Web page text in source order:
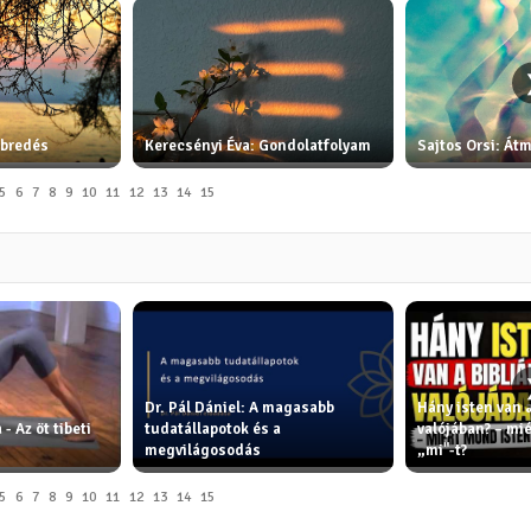
Kerecsényi Éva: Gondolatfolyam Sajtos Orsi:
5 6 7 8 9 10 11 12 13 14 15
- Az öt tibeti
Dr. Pál Dániel: A magasabb
tudatállapotok és a
megvilágosodás
Hány isten van
valójában? –
„mi"-t?
5 6 7 8 9 10 11 12 13 14 15